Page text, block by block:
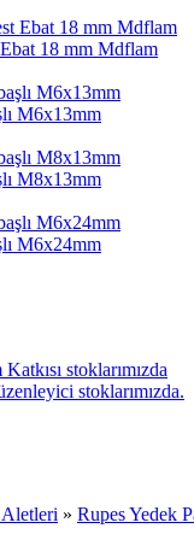
18 mm Mdflam
M6x13mm
M8x13mm
M6x24mm
stoklarımızda
stoklarımızda.
» Rupes Yedek